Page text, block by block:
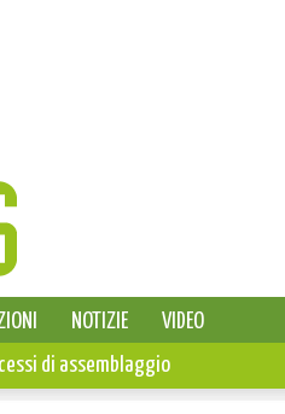
NOTIZIE
VIDEO
di assemblaggio